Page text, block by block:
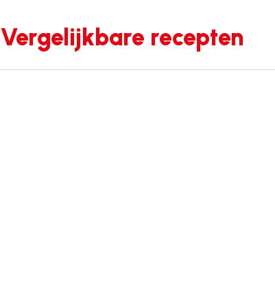
Vergelijkbare recepten